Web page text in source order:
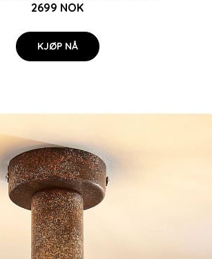
2699 NOK
KJØP NÅ